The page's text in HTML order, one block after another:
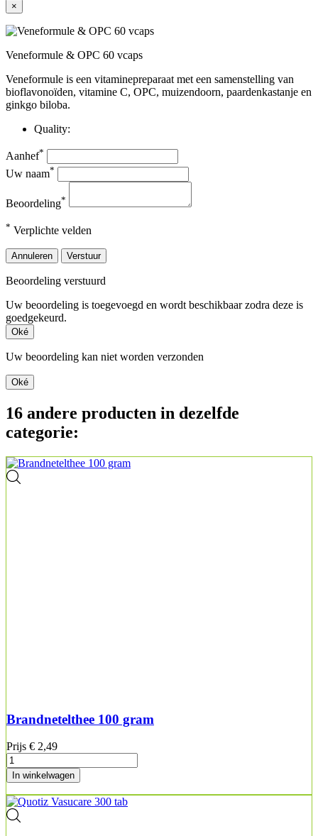
×
Veneformule & OPC 60 vcaps
Veneformule is een vitaminepreparaat met een samenstelling van
bioflavonoïden, vitamine C, OPC, muizendoorn, paardenkastanje en
ginkgo biloba.
Quality:
Aanhef*
Uw naam*
Beoordeling*
* Verplichte velden
Annuleren Verstuur
Beoordeling verstuurd
Uw beoordeling is toegevoegd en wordt beschikbaar zodra deze is
goedgekeurd.
Oké
Uw beoordeling kan niet worden verzonden
Oké
16 andere producten in dezelfde
categorie:
Brandnetelthee 100 gram
Prijs € 2,49
In winkelwagen